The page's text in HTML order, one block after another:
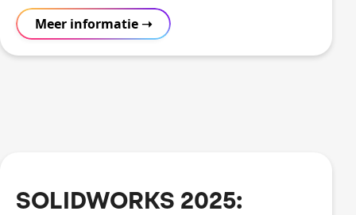
Meer informatie ➝
SOLIDWORKS 2025: